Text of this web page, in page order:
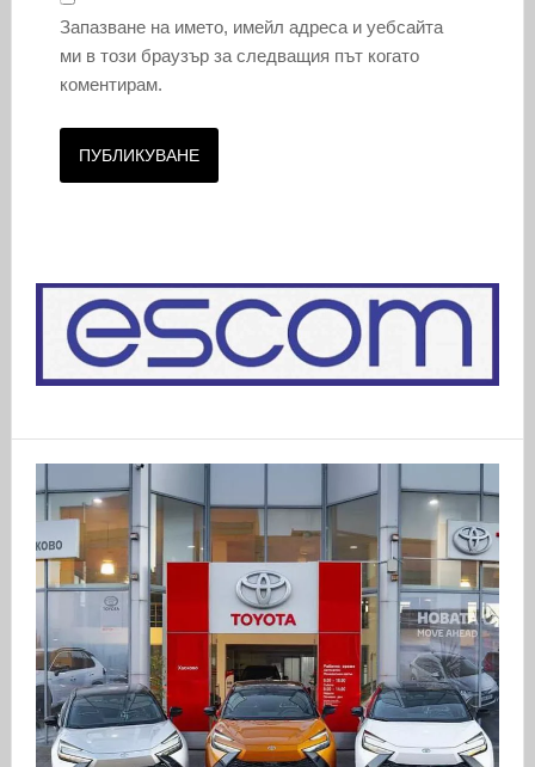
Запазване на името, имейл адреса и уебсайта
ми в този браузър за следващия път когато
коментирам.